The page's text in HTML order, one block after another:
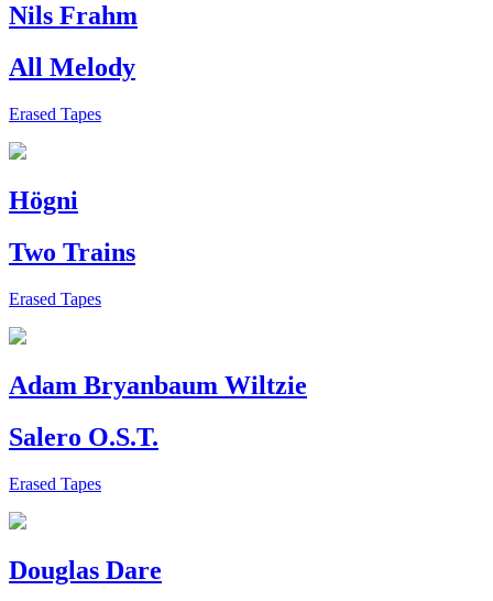
Nils Frahm
All Melody
Erased Tapes
Högni
Two Trains
Erased Tapes
Adam Bryanbaum Wiltzie
Salero O.S.T.
Erased Tapes
Douglas Dare